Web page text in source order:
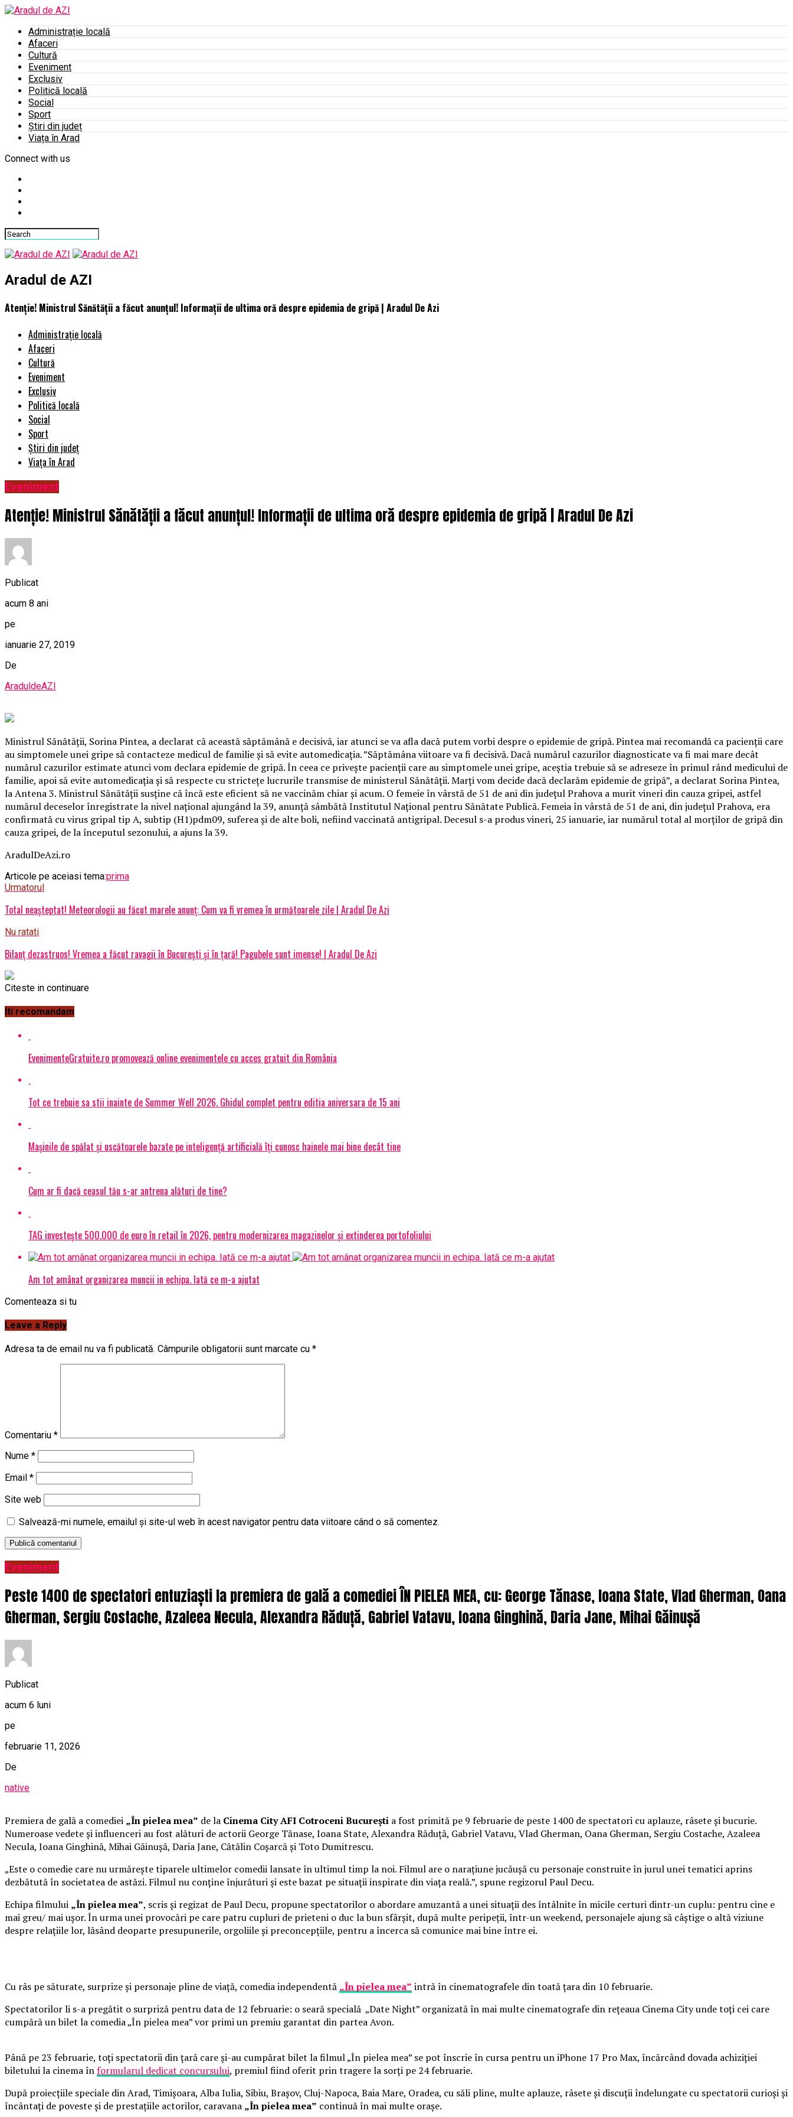
Administrație locală
Afaceri
Cultură
Eveniment
Exclusiv
Politică locală
Social
Sport
Știri din județ
Viața în Arad
Connect with us
Aradul de AZI
Atenție! Ministrul Sănătății a făcut anunțul! Informații de ultima oră despre epidemia de gripă | Aradul De Azi
Administrație locală
Afaceri
Cultură
Eveniment
Exclusiv
Politică locală
Social
Sport
Știri din județ
Viața în Arad
Eveniment
Atenție! Ministrul Sănătății a făcut anunțul! Informații de ultima oră despre epidemia de gripă | Aradul De Azi
Publicat
acum 8 ani
pe
ianuarie 27, 2019
De
AraduldeAZI
Ministrul Sănătăţii, Sorina Pintea, a declarat că această săptămână e decisivă, iar atunci se va afla dacă putem vorbi despre o epidemie de gripă. Pintea mai recomandă ca pacienţii care
au simptomele unei gripe să contacteze medicul de familie şi să evite automedicaţia. ”Săptămâna viitoare va fi decisivă. Dacă numărul cazurilor diagnosticate va fi mai mare decât
numărul cazurilor estimate atunci vom declara epidemie de gripă. În ceea ce priveşte pacienţii care au simptomele unei gripe, aceştia trebuie să se adreseze în primul rând medicului de
familie, apoi să evite automedicaţia şi să respecte cu stricteţe lucrurile transmise de ministerul Sănătăţii. Marţi vom decide dacă declarăm epidemie de gripă”, a declarat Sorina Pintea,
la Antena 3. Ministrul Sănătăţii susţine că încă este eficient să ne vaccinăm chiar şi acum. O femeie în vârstă de 51 de ani din judeţul Prahova a murit vineri din cauza gripei, astfel
numărul deceselor înregistrate la nivel naţional ajungând la 39, anunţă sâmbătă Institutul Naţional pentru Sănătate Publică. Femeia în vârstă de 51 de ani, din judeţul Prahova, era
confirmată cu virus gripal tip A, subtip (H1)pdm09, suferea şi de alte boli, nefiind vaccinată antigripal. Decesul s-a produs vineri, 25 ianuarie, iar numărul total al morţilor de gripă din
cauza gripei, de la începutul sezonului, a ajuns la 39.
AradulDeAzi.ro
Articole pe aceiasi tema:prima
Urmatorul
Total neașteptat! Meteorologii au făcut marele anunț: Cum va fi vremea în următoarele zile | Aradul De Azi
Nu ratati
Bilanț dezastruos! Vremea a făcut ravagii în București și în țară! Pagubele sunt imense! | Aradul De Azi
Citeste in continuare
Iti recomandam
EvenimenteGratuite.ro promovează online evenimentele cu acces gratuit din România
Tot ce trebuie sa stii inainte de Summer Well 2026. Ghidul complet pentru editia aniversara de 15 ani
Mașinile de spălat și uscătoarele bazate pe inteligență artificială îți cunosc hainele mai bine decât tine
Cum ar fi dacă ceasul tău s-ar antrena alături de tine?
TAG investește 500.000 de euro în retail în 2026, pentru modernizarea magazinelor și extinderea portofoliului
Am tot amânat organizarea muncii in echipa. Iată ce m-a ajutat
Comenteaza si tu
Leave a Reply
Adresa ta de email nu va fi publicată. Câmpurile obligatorii sunt marcate cu *
Comentariu *
Nume *
Email *
Site web
Salvează-mi numele, emailul și site-ul web în acest navigator pentru data viitoare când o să comentez.
Eveniment
Peste 1400 de spectatori entuziaști la premiera de gală a comediei ÎN PIELEA MEA, cu: George Tănase, Ioana State, Vlad Gherman, Oana
Gherman, Sergiu Costache, Azaleea Necula, Alexandra Răduță, Gabriel Vatavu, Ioana Ginghină, Daria Jane, Mihai Găinușă
Publicat
acum 6 luni
pe
februarie 11, 2026
De
native
Premiera de gală a comediei „În pielea mea” de la Cinema City AFI Cotroceni București a fost primită pe 9 februarie de peste 1400 de spectatori cu aplauze, râsete și bucurie.
Numeroase vedete și influenceri au fost alături de actorii George Tănase, Ioana State, Alexandra Răduță, Gabriel Vatavu, Vlad Gherman, Oana Gherman, Sergiu Costache, Azaleea
Necula, Ioana Ginghină, Mihai Găinușă, Daria Jane, Cătălin Coșarcă și Toto Dumitrescu.
„Este o comedie care nu urmărește tiparele ultimelor comedii lansate în ultimul timp la noi. Filmul are o narațiune jucăușă cu personaje construite în jurul unei tematici aprins
dezbătută în societatea de astăzi. Filmul nu conține înjurături și este bazat pe situații inspirate din viața reală.”, spune regizorul Paul Decu.
Echipa filmului „În pielea mea”, scris și regizat de Paul Decu, propune spectatorilor o abordare amuzantă a unei situații des întâlnite în micile certuri dintr-un cuplu: pentru cine e
mai greu/ mai ușor. În urma unei provocări pe care patru cupluri de prieteni o duc la bun sfârșit, după multe peripeții, într-un weekend, personajele ajung să câștige o altă viziune
despre relațiile lor, lăsând deoparte presupunerile, orgoliile și preconcepțiile, pentru a încerca să comunice mai bine între ei.
Cu râs pe săturate, surprize și personaje pline de viață, comedia independentă „În pielea mea” intră în cinematografele din toată țara din 10 februarie.
Spectatorilor li s-a pregătit o surpriză pentru data de 12 februarie: o seară specială „Date Night” organizată în mai multe cinematografe din rețeaua Cinema City unde toți cei care
cumpără un bilet la comedia „În pielea mea” vor primi un premiu garantat din partea Avon.
Până pe 23 februarie, toți spectatorii din țară care și-au cumpărat bilet la filmul „În pielea mea” se pot înscrie în cursa pentru un iPhone 17 Pro Max, încărcând dovada achiziției
biletului la cinema înformularul dedicat concursului, premiul fiind oferit prin tragere la sorți pe 24 februarie.
După proiecțiile speciale din Arad, Timișoara, Alba Iulia, Sibiu, Brașov, Cluj-Napoca, Baia Mare, Oradea, cu săli pline, multe aplauze, râsete și discuții îndelungate cu spectatorii curioși și
încântați de poveste și de prestațiile actorilor, caravana „În pielea mea” continuă în mai multe orașe.